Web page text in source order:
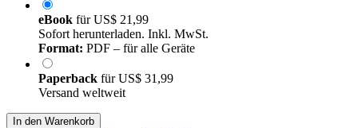
eBook fürUS$ 21,99
Sofort herunterladen. Inkl. MwSt.
Format: PDF – für alle Geräte
Paperback fürUS$ 31,99
Versand weltweit
In den Warenkorb